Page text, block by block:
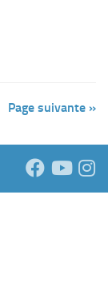
Page suivante »